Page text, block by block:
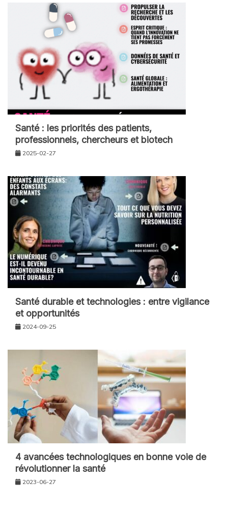
Santé : les priorités des patients,
professionnels, chercheurs et biotech
2025-02-27
Santé durable et technologies : entre vigilance
et opportunités
2024-09-25
4 avancées technologiques en bonne voie de
révolutionner la santé
2023-06-27